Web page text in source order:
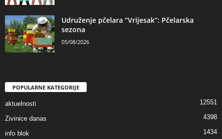
Udruženje pčelara “Vrijesak”: Pčelarska
sezona
05/08/2026
POPULARNE KATEGORIJE
aktuelnosti 12551
Zivinice danas 4398
info blok 1434